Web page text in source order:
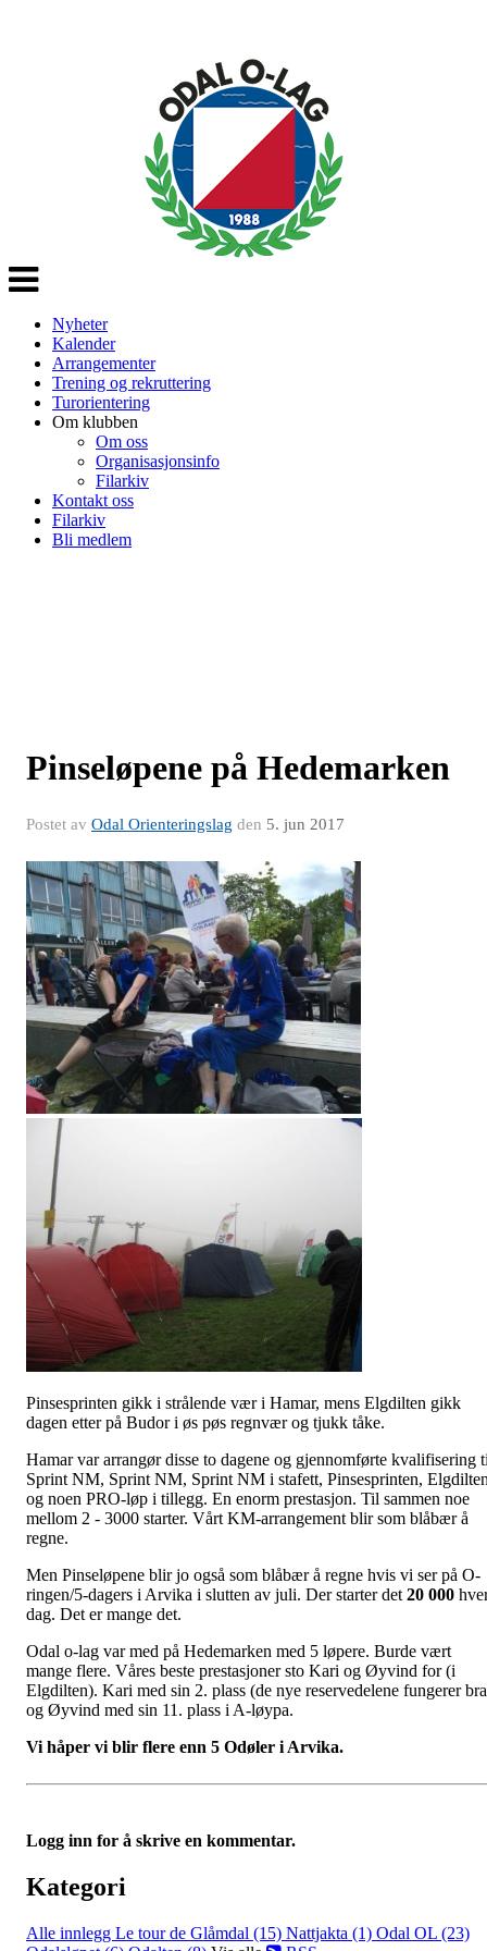
Veksle
navigasjon
Nyheter
Kalender
Arrangementer
Trening og rekruttering
Turorientering
Om klubben
Om oss
Organisasjonsinfo
Filarkiv
Kontakt oss
Filarkiv
Bli medlem
Pinseløpene på Hedemarken
Postet av Odal Orienteringslag den 5. jun 2017
Pinsesprinten gikk i strålende vær i Hamar, mens Elgdilten gikk
dagen etter på Budor i øs pøs regnvær og tjukk tåke.
Hamar var arrangør disse to dagene og gjennomførte kvalifisering
Sprint NM, Sprint NM, Sprint NM i stafett, Pinsesprinten,
og noen PRO-løp i tillegg. En enorm prestasjon. Til sammen noe
mellom 2 - 3000 starter. Vårt KM-arrangement blir som blåbær å
regne.
Men Pinseløpene blir jo også som blåbær å regne hvis vi ser på O-
ringen/5-dagers i Arvika i slutten av juli. Der starter det 20 000
dag. Det er mange det.
Odal o-lag var med på Hedemarken med 5 løpere. Burde vært
mange flere. Våres beste prestasjoner sto Kari og Øyvind for (i
Elgdilten). Kari med sin 2. plass (de nye reservedelene fungerer
og Øyvind med sin 11. plass i A-løypa.
Vi håper vi blir flere enn 5 Odøler i Arvika.
Logg inn for å skrive en kommentar.
Kategori
Alle innlegg Le tour de Glåmdal (15) Nattjakta (1) Odal OL (23)